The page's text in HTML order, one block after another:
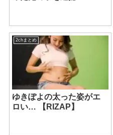
2chまとめ
ゆきぽよの太った姿がエ
ロい… 【RIZAP】